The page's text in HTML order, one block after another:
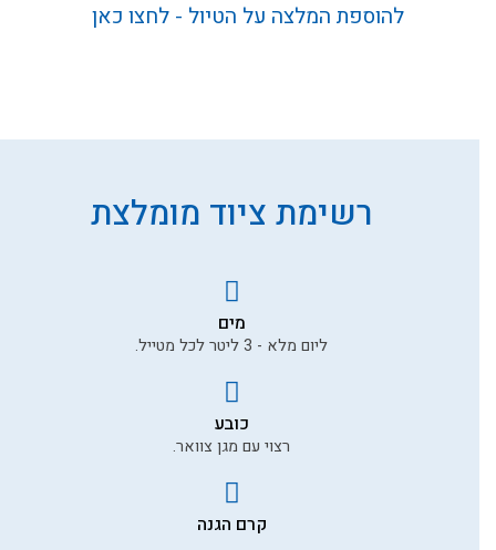
להוספת המלצה על הטיול - לחצו כאן
השם המלא שלך *
רשימת ציוד מומלצת
מים
ליום מלא - 3 ליטר לכל מטייל.
כובע
רצוי עם מגן צוואר.
קרם הגנה